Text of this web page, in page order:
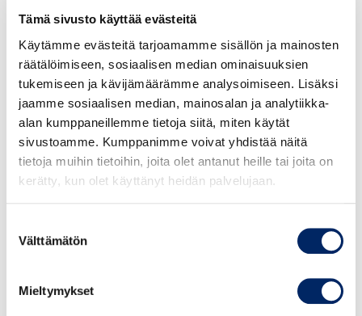
Tämä sivusto käyttää evästeitä
Käytämme evästeitä tarjoamamme sisällön ja mainosten
räätälöimiseen, sosiaalisen median ominaisuuksien
tukemiseen ja kävijämäärämme analysoimiseen. Lisäksi
jaamme sosiaalisen median, mainosalan ja analytiikka-
alan kumppaneillemme tietoja siitä, miten käytät
sivustoamme. Kumppanimme voivat yhdistää näitä
tietoja muihin tietoihin, joita olet antanut heille tai joita on
kerätty, kun olet käyttänyt heidän palvelujaan.
valinta
Välttämätön
Mieltymykset
ATA Carnet -tulliasiakirjan hyödyistä ja
tulevaisuudesta. Webinaarin järjestävät
Keskuskauppakamari ja Suomen Huolinta- ja
Logistiikkaliitto ry.
Ohjelma
09.00
Tervetuloa
Mirjam Ligi, koordinaattori, Keskuskauppakamari
EU:n tulliuudistus
09.25